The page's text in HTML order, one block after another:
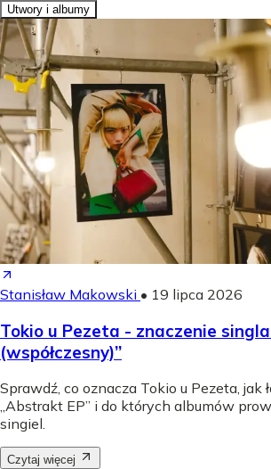
Utwory i albumy
Stanisław Makowski • 19 lipca 2026
Tokio u Pezeta - znaczenie singla
(współczesny)”
Sprawdź, co oznacza Tokio u Pezeta, jak
„Abstrakt EP” i do których albumów
singiel.
Czytaj więcej